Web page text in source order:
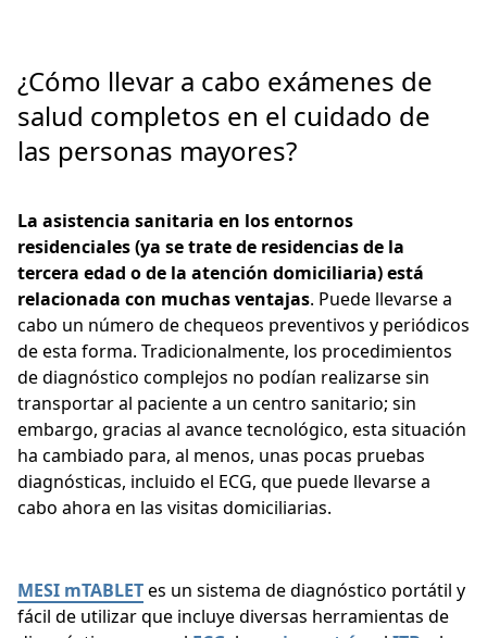
¿Cómo llevar a cabo exámenes de
salud completos en el cuidado de
las personas mayores?
La asistencia sanitaria en los entornos
residenciales (ya se trate de residencias de la
tercera edad o de la atención domiciliaria) está
relacionada con muchas ventajas. Puede llevarse a
cabo un número de chequeos preventivos y periódicos
de esta forma. Tradicionalmente, los procedimientos
de diagnóstico complejos no podían realizarse sin
transportar al paciente a un centro sanitario; sin
embargo, gracias al avance tecnológico, esta situación
ha cambiado para, al menos, unas pocas pruebas
diagnósticas, incluido el ECG, que puede llevarse a
cabo ahora en las visitas domiciliarias.
MESI mTABLETes un sistema de diagnóstico portátil y
fácil de utilizar que incluye diversas herramientas de